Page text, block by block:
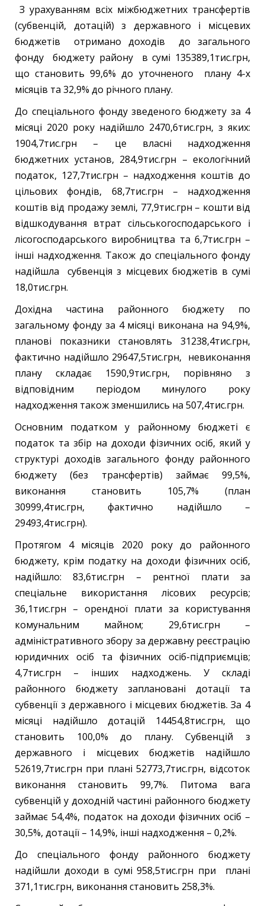
З урахуванням всіх міжбюджетних трансфертів
(субвенцій, дотацій) з державного і місцевих
бюджетів отримано доходів до загального
фонду бюджету району в сумі 135389,1тис.грн,
що становить 99,6% до уточненого плану 4-х
місяців та 32,9% до річного плану.
До спеціального фонду зведеного бюджету за 4
місяці 2020 року надійшло 2470,6тис.грн, з яких:
1904,7тис.грн – це власні надходження
бюджетних установ, 284,9тис.грн – екологічний
податок, 127,7тис.грн – надходження коштів до
цільових фондів, 68,7тис.грн – надходження
коштів від продажу землі, 77,9тис.грн – кошти від
відшкодування втрат сільськогосподарського і
лісогосподарського виробництва та 6,7тис.грн –
інші надходження. Також до спеціального фонду
надійшла субвенція з місцевих бюджетів в сумі
18,0тис.грн.
Дохідна частина районного бюджету по
загальному фонду за 4 місяці виконана на 94,9%,
планові показники становлять 31238,4тис.грн,
фактично надійшло 29647,5тис.грн, невиконання
плану складає 1590,9тис.грн, порівняно з
відповідним періодом минулого року
надходження також зменшились на 507,4тис.грн.
Основним податком у районному бюджеті є
податок та збір на доходи фізичних осіб, який у
структурі доходів загального фонду районного
бюджету (без трансфертів) займає 99,5%,
виконання становить 105,7% (план
30999,4тис.грн, фактично надійшло –
29493,4тис.грн).
Протягом 4 місяців 2020 року до районного
бюджету, крім податку на доходи фізичних осіб,
надійшло: 83,6тис.грн – рентної плати за
спеціальне використання лісових ресурсів;
36,1тис.грн – орендної плати за користування
комунальним майном; 29,6тис.грн –
адміністративного збору за державну реєстрацію
юридичних осіб та фізичних осіб-підприємців;
4,7тис.грн – інших надходжень. У складі
районного бюджету заплановані дотації та
субвенції з державного і місцевих бюджетів. За 4
місяці надійшло дотацій 14454,8тис.грн, що
становить 100,0% до плану. Субвенцій з
державного і місцевих бюджетів надійшло
52619,7тис.грн при плані 52773,7тис.грн, відсоток
виконання становить 99,7%. Питома вага
субвенцій у доходній частині районного бюджету
займає 54,4%, податок на доходи фізичних осіб –
30,5%, дотації – 14,9%, інші надходження – 0,2%.
До спеціального фонду районного бюджету
надійшли доходи в сумі 958,5тис.грн при плані
371,1тис.грн, виконання становить 258,3%.